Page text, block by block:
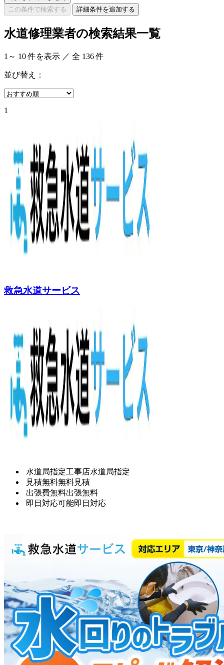
この条件で検索する
詳細条件を追加する
水道修理業者の検索結果一覧
1 ～ 10 件を表示 ／ 全 136件
並び替え：
1
救急水道サービス
水道局指定工事店水道局指定
見積無料無料見積
出張費無料出張無料
即日対応可能即日対応